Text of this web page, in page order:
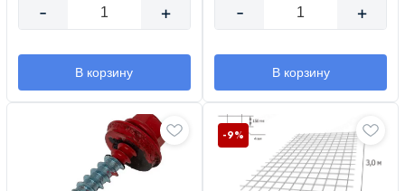
- +
В корзину
- +
В корзину
-9%